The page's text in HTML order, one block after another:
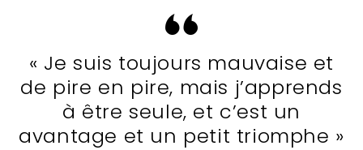
« Je suis toujours mauvaise et
de pire en pire, mais j’apprends
à être seule, et c’est un
avantage et un petit triomphe »